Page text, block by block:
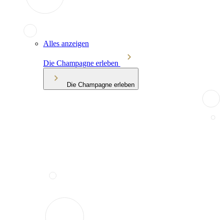
Alles anzeigen
Die Champagne erleben
Die Champagne erleben